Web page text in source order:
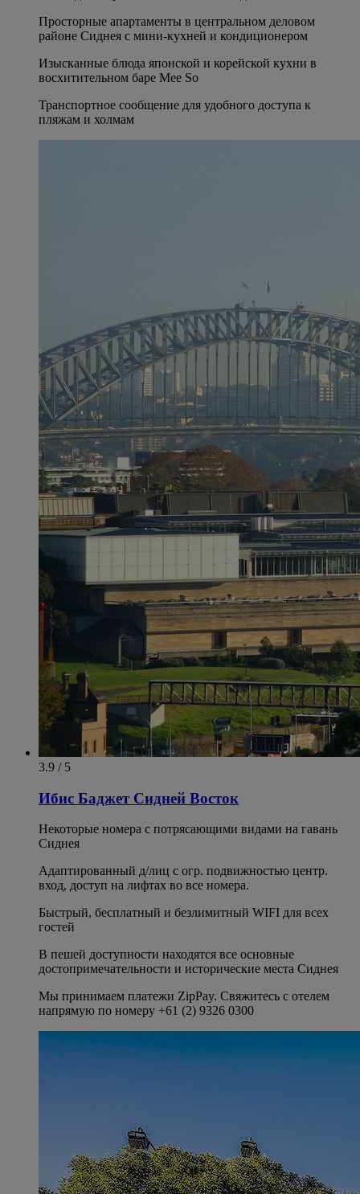
Просторные апартаменты в центральном деловом
районе Сиднея с мини-кухней и кондиционером
Изысканные блюда японской и корейской кухни в
восхитительном баре Mee So
Транспортное сообщение для удобного доступа к
пляжам и холмам
3.9 / 5
Ибис Баджет Сидней Восток
Некоторые номера с потрясающими видами на гавань
Сиднея
Адаптированный д/лиц с огр. подвижностью центр.
вход, доступ на лифтах во все номера.
Быстрый, бесплатный и безлимитный WIFI для всех
гостей
В пешей доступности находятся все основные
достопримечательности и исторические места Сиднея
Мы принимаем платежи ZipPay. Свяжитесь с отелем
напрямую по номеру +61 (2) 9326 0300